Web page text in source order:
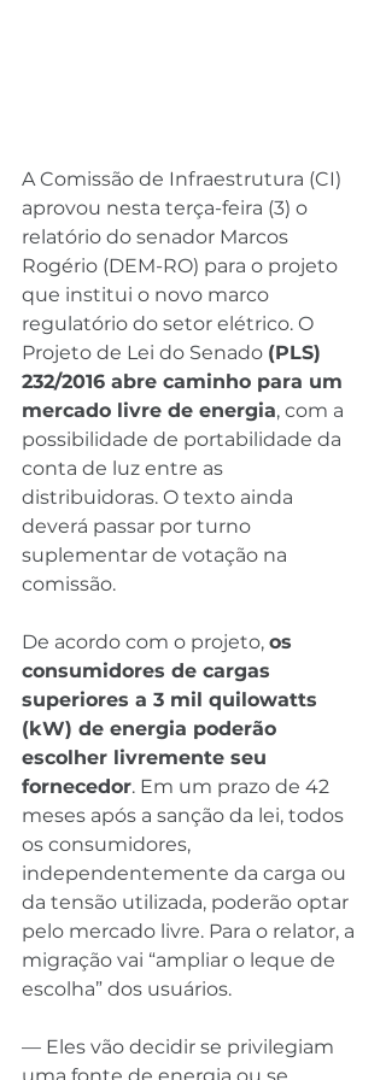
A Comissão de Infraestrutura (CI)
aprovou nesta terça-feira (3) o
relatório do senador Marcos
Rogério (DEM-RO) para o projeto
que institui o novo marco
regulatório do setor elétrico. O
Projeto de Lei do Senado (PLS)
232/2016 abre caminho para um
mercado livre de energia, com a
possibilidade de portabilidade da
conta de luz entre as
distribuidoras. O texto ainda
deverá passar por turno
suplementar de votação na
comissão.
De acordo com o projeto, os
consumidores de cargas
superiores a 3 mil quilowatts
(kW) de energia poderão
escolher livremente seu
fornecedor. Em um prazo de 42
meses após a sanção da lei, todos
os consumidores,
independentemente da carga ou
da tensão utilizada, poderão optar
pelo mercado livre. Para o relator, a
migração vai “ampliar o leque de
escolha” dos usuários.
— Eles vão decidir se privilegiam